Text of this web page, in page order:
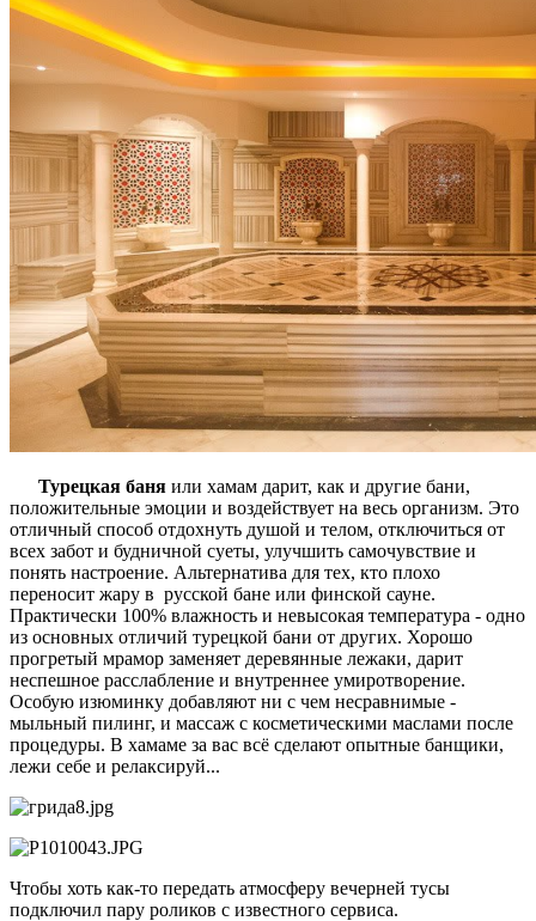
Турецкая баня или хамам дарит, как и другие бани,
положительные эмоции и воздействует на весь организм. Это
отличный способ отдохнуть душой и телом, отключиться от
всех забот и будничной суеты, улучшить самочувствие и
понять настроение. Альтернатива для тех, кто плохо
переносит жару в русской бане или финской сауне.
Практически 100% влажность и невысокая температура - одно
из основных отличий турецкой бани от других. Хорошо
прогретый мрамор заменяет деревянные лежаки, дарит
неспешное расслабление и внутреннее умиротворение.
Особую изюминку добавляют ни с чем несравнимые -
мыльный пилинг, и массаж с косметическими маслами после
процедуры. В хамаме за вас всё сделают опытные банщики,
лежи себе и релаксируй...
Чтобы хоть как-то передать атмосферу вечерней тусы
подключил пару роликов с известного сервиса.